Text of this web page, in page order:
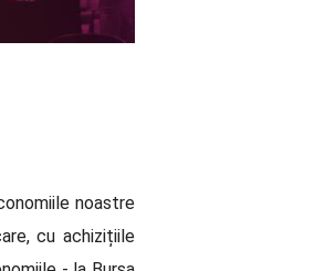
noastre
cu achizițiile